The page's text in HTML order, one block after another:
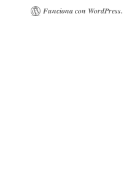
Funciona con WordPress.